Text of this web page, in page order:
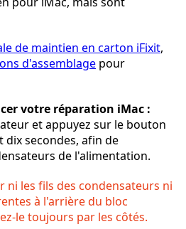
de maintien en carton iFixit,
d'assemblage pour
votre réparation iMac :
et appuyez sur le bouton
dix secondes, afin de
de l'alimentation.
ni les fils des condensateurs ni
à l'arrière du bloc
le toujours par les côtés.